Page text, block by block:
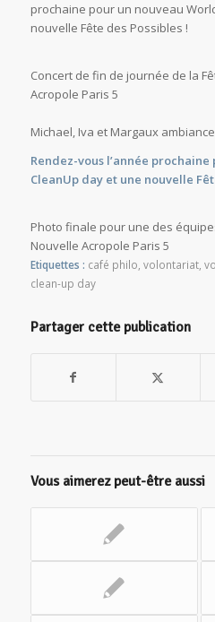
prochaine pour un nouveau
nouvelle Fête des Possibles !
Concert de fin de journée de la
Acropole Paris 5
Michael, Iva et Margaux
Rendez-vous l’année
CleanUp day et une nouvelle
Photo finale pour une des
Nouvelle Acropole Paris 5
Etiquettes : café philo, volontariat,
clean-up day
Partager cette publication
Vous aimerez peut-être aussi